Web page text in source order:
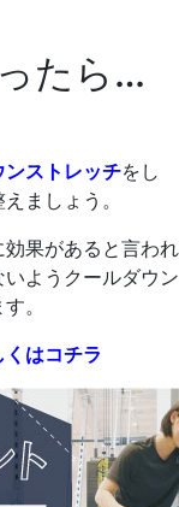
たら…
ンストレッチをし
ましょう。
果があると言われ
ようクールダウン
。
はコチラ